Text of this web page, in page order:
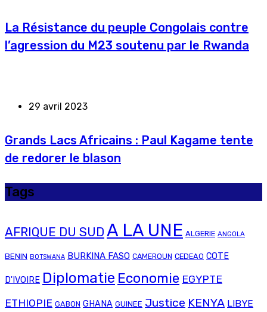
La Résistance du peuple Congolais contre
l’agression du M23 soutenu par le Rwanda
29 avril 2023
Grands Lacs Africains : Paul Kagame tente
de redorer le blason
Tags
AFRIQUE DU SUD A LA UNE ALGERIE ANGOLA
BENIN BOTSWANA BURKINA FASO CAMEROUN CEDEAO COTE
D'IVOIRE Diplomatie Economie EGYPTE
ETHIOPIE GABON GHANA GUINEE Justice KENYA LIBYE